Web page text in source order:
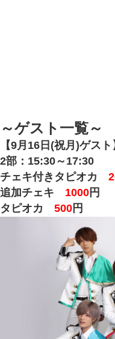
～ゲスト一覧～
【9月16日(祝月)ゲスト
2部：15:30～17:30
チェキ付きタピオカ
追加チェキ 1000 円
タピオカ 500 円